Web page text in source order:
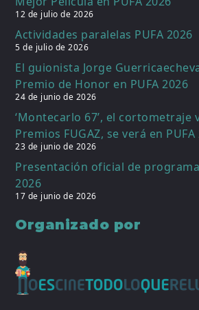
12 de julio de 2026
Actividades paralelas PUFA 2026
5 de julio de 2026
El guionista Jorge
Premio de Honor en PUFA 2026
24 de junio de 2026
‘Montecarlo 67’, el cortometraje
Premios FUGAZ, se verá en PUFA
23 de junio de 2026
Presentación oficial de
2026
17 de junio de 2026
Organizado por